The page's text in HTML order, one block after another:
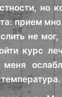
но
прием
не мог,
курс